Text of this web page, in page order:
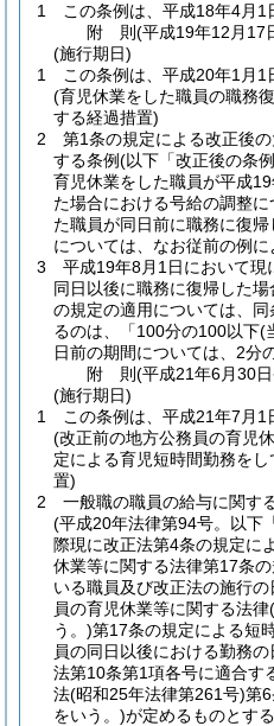
1
この条例は、平成18年4月1
附 則(平成19年12月17
(施行期日)
1
この条例は、平成20年1月1
(育児休業をした職員の職務
する経過措置)
2
第1条の規定による改正後
する条例(以下「改正後の条
育児休業をした職員が平成
た場合における号給の調整
た職員が同日前に職務に復
については、なお従前の例に
3
平成19年8月1日において
同日以後に職務に復帰した
の規定の適用については、
るのは、「100分の100以下(
日前の期間については、2分
附 則(平成21年6月30日
(施行期日)
1
この条例は、平成21年7月1
(改正前の地方公務員の育児
定による育児短時間勤務を
置)
2
一般職の職員の給与に関す
(平成20年法律第94号。以下
際現に改正法第4条の規定に
休業等に関する法律第17条
いる職員及び改正法の施行
員の育児休業等に関する法律
う。)第17条の規定による短
員の同日以後における勤務
法第10条第1項各号に適合す
法(昭和25年法律第261号)第
をいう。)が定めるものとする